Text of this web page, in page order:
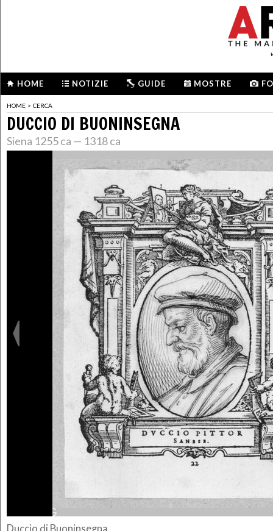
HOME NOTIZIE GUIDE MOSTRE
HOME > CERCA
DUCCIO DI BUONINSEGNA
Siena 1255 ca — 1318 ca
Duccio di Buoninsegna